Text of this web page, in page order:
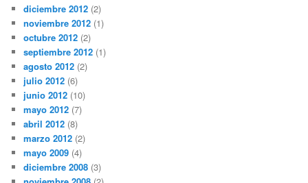
diciembre 2012 (2)
noviembre 2012 (1)
octubre 2012 (2)
septiembre 2012 (1)
agosto 2012 (2)
julio 2012 (6)
junio 2012 (10)
mayo 2012 (7)
abril 2012 (8)
marzo 2012 (2)
mayo 2009 (4)
diciembre 2008 (3)